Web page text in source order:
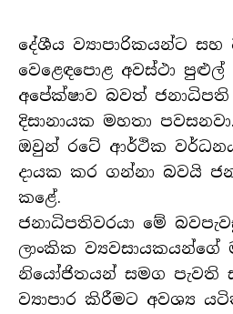
දේශීය ව්‍යාපාරිකයන්ට සහ
වෙළෙඳපොළ අවස්ථා
අපේක්ෂාව බවත්
දිසානායක මහතා පවසනවා.
ඔවුන් රටේ ආර්ථික
දායක කර ගන්නා බවයි
කළේ.
ජනාධිපතිවරයා මේ
ලාංකික ව්‍යවසායකයන්ගේ
නියෝජිතයන් සමග පැවති
ව්‍යාපාර කිරීමට අවශ්‍ය